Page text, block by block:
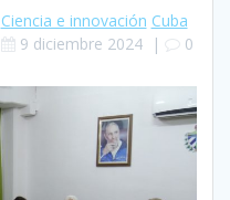
Ciencia e innovación Cuba
9 diciembre 2024 | 0